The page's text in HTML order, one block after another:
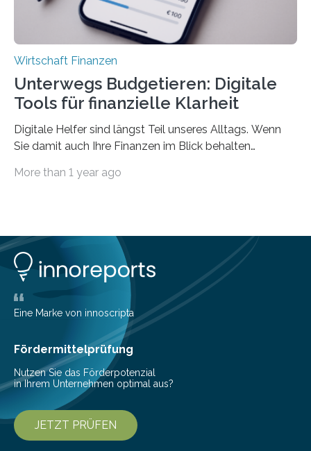
Wirtschaft Finanzen
Unterwegs Budgetieren: Digitale
Tools für finanzielle Klarheit
Digitale Helfer sind längst Teil unseres Alltags. Wenn
Sie damit auch Ihre Finanzen im Blick behalten
die genau das ermöglichen: Sie helfen Ihnen, Ausgaben
Lösungen interessieren. 1. Multibanking-Tools: Alle
Konten auf einen Blick Viele Banken bieten bereits in
ihrem Online-Banking eine Multibanking-Funktion an,
mit der sich Konten bei anderen Banken…
More than 1 year ago
Eine Marke von innoscripta
Fördermittelprüfung
Nutzen Sie das Förderpotenzial
in Ihrem Unternehmen optimal aus?
JETZT PRÜFEN